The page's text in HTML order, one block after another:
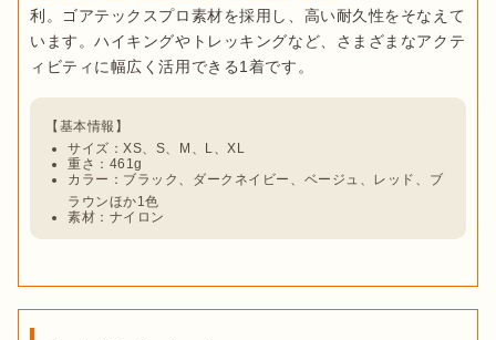
出典：
利。ゴアテックスプロ素材を採用し、高い耐久性をそなえて
います。ハイキングやトレッキングなど、さまざまなアクテ
サイズ：XS、S、M、L、XL
重さ：461g
カラー：ブラック、ダークネイビー、ベージュ、レッド、ブ
ラウンほか1色
素材：ナイロン